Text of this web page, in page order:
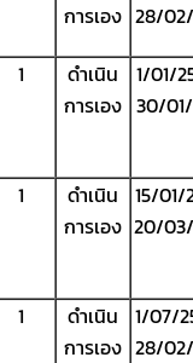
การเอง 28/
1
ดำเนิน
การเอง
1/01/
30/
1
ดำเนิน
การเอง
15/01/
20/
1
ดำเนิน
การเอง
1/07/
28/